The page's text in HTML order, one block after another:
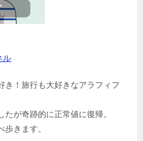
ル
き！旅行も大好きなアラフィフ
が奇跡的に正常値に復帰。
きます。